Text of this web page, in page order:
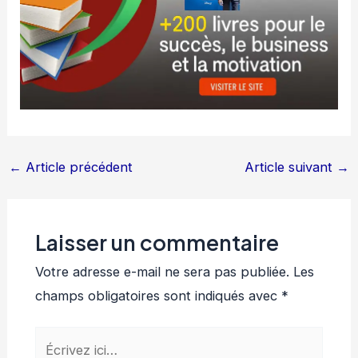
← Article précédent Article suivant →
Laisser un commentaire
Votre adresse e-mail ne sera pas publiée. Les
champs obligatoires sont indiqués avec *
Écrivez